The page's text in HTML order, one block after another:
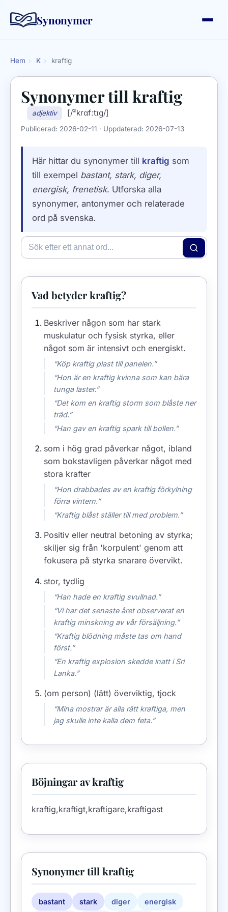
Synonymer
Hem › K › kraftig
Synonymer till kraftig
adjektiv [/²krɑfːtɪɡ/]
Publicerad: 2026-02-11 · Uppdaterad: 2026-07-13
Här hittar du synonymer till kraftig som
till exempel bastant, stark, diger,
energisk, frenetisk. Utforska alla
synonymer, antonymer och relaterade
ord på svenska.
Vad betyder kraftig?
Beskriver någon som har stark
muskulatur och fysisk styrka, eller
något som är intensivt och energiskt.
“Köp kraftig plast till panelen.”
“Hon är en kraftig kvinna som kan bära
tunga laster.”
“Det kom en kraftig storm som blåste ner
träd.”
“Han gav en kraftig spark till bollen.”
som i hög grad påverkar något, ibland
som bokstavligen påverkar något med
stora krafter
“Hon drabbades av en kraftig förkylning
förra vintern.”
“Kraftig blåst ställer till med problem.”
Positiv eller neutral betoning av styrka;
skiljer sig från 'korpulent' genom att
fokusera på styrka snarare övervikt.
stor, tydlig
“Han hade en kraftig svullnad.”
“Vi har det senaste året observerat en
kraftig minskning av vår försäljning.”
“Kraftig blödning måste tas om hand
först.”
“En kraftig explosion skedde inatt i Sri
Lanka.”
(om person) (lätt) överviktig, tjock
“Mina mostrar är alla rätt kraftiga, men
jag skulle inte kalla dem feta.”
Böjningar av kraftig
kraftig,kraftigt,kraftigare,kraftigast
Synonymer till kraftig
bastant stark diger energisk